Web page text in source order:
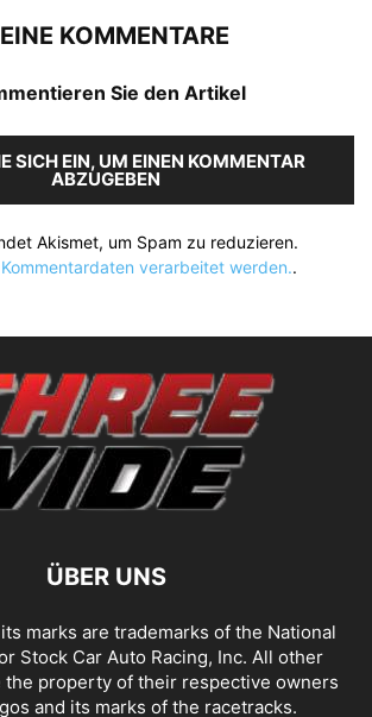
KOMMENTARE
Sie den Artikel
SICH EIN, UM EINEN KOMMENTAR
ABZUGEBEN
Akismet, um Spam zu reduzieren.
verarbeitet werden..
ÜBER UNS
marks are trademarks of the National
Stock Car Auto Racing, Inc. All other
the property of their respective owners
and its marks of the racetracks.